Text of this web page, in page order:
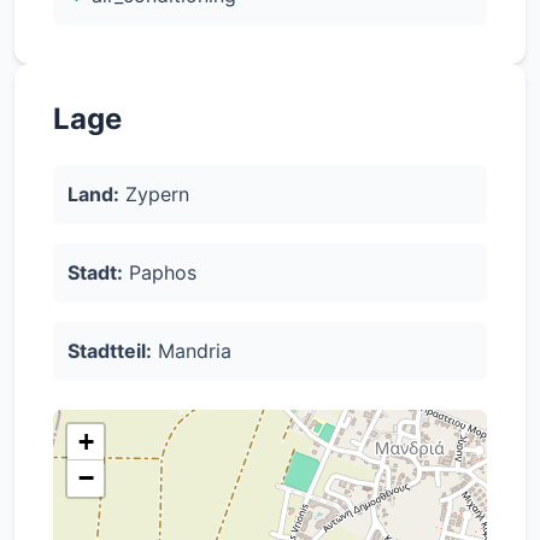
Lage
Land: Zypern
Stadt: Paphos
Stadtteil: Mandria
+
−